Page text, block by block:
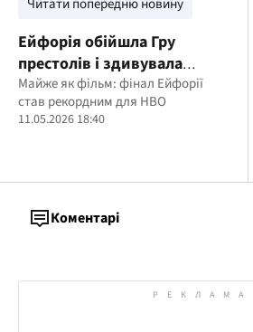
Читати попередню новину
Ейфорія обійшла Гру
престолів і здивувала
фанатів фіналом
Майже як фільм: фінал Ейфорії
став рекордним для HBO
11.05.2026 18:40
Коментарі